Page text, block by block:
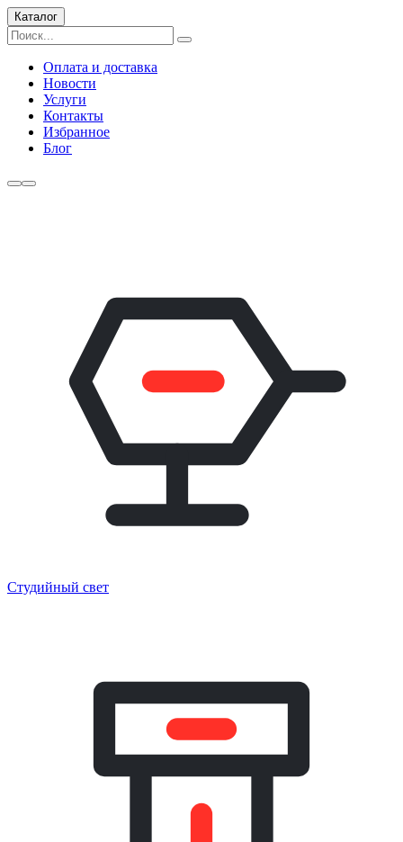
Каталог
Оплата и доставка
Новости
Услуги
Контакты
Избранное
Блог
Студийный свет